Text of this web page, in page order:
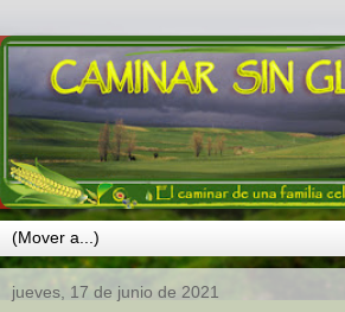
jueves, 17 de junio de 2021